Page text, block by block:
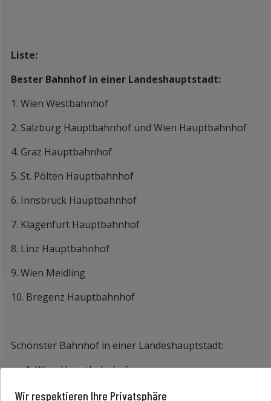
Liste:
Bester Bahnhof in einer Landeshauptstadt:
1. Wien Westbahnhof
2. Salzburg Hauptbahnhof und Wien Hauptbahnhof
4. Graz Hauptbahnhof
5. St. Pölten Hauptbahnhof
6. Innsbruck Hauptbahnhof
7. Klagenfurt Hauptbahnhof
8. Linz Hauptbahnhof
9. Wien Meidling
10. Bregenz Hauptbahnhof
Schönster Bahnhof in einer Landeshauptstadt:
Wien Hauptbahnhof
Wir respektieren Ihre Privatsphäre